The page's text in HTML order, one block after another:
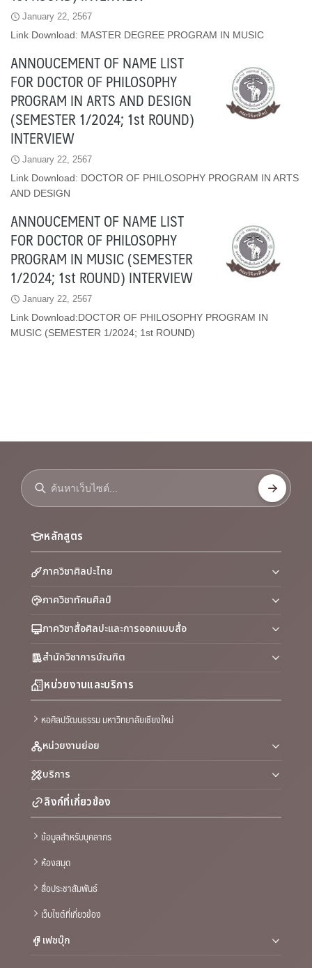
January 22, 2567
Link Download: MASTER DEGREE PROGRAM IN MUSIC
ANNOUCEMENT OF NAME LIST
FOR DOCTOR OF PHILOSOPHY
PROGRAM IN ARTS AND DESIGN
(SEMESTER 1/2024; 1st ROUND)
INTERVIEW
January 22, 2567
Link Download: DOCTOR OF PHILOSOPHY PROGRAM IN ARTS
AND DESIGN
ANNOUCEMENT OF NAME LIST
FOR DOCTOR OF PHILOSOPHY
PROGRAM IN MUSIC (SEMESTER
1/2024; 1st ROUND) INTERVIEW
January 22, 2567
Link Download:DOCTOR OF PHILOSOPHY PROGRAM IN
MUSIC (SEMESTER 1/2024; 1st ROUND)
หลักสูตร
ภาควิชาศิลปะไทย
ภาควิชาทัศนศิลป์
ภาควิชาสื่อศิลปะและการออกแบบสื่อ
สำนักวิชาการบัณฑิต
หน่วยงานและบริการ
หอศิลปวัฒนธรรม มหาวิทยาลัยเชียงใหม่
หน่วยงานย่อย
บริการ
ลิงก์ที่เกี่ยวข้อง
ข้อมูลสำหรับบุคลากร
ห้องสมุด
สื่อประชาสัมพันธ์
เว็บไซต์ที่เกี่ยวข้อง
เฟซบุ๊ก